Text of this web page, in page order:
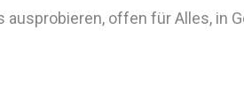
ausprobieren, offen für Alles, in